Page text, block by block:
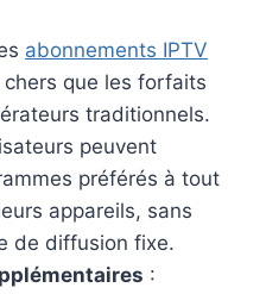
abonnements IPTV
que les forfaits
traditionnels.
peuvent
préférés à tout
appareils, sans
de diffusion fixe.
: